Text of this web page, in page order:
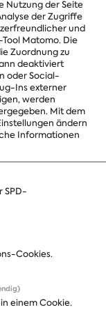
Nutzung der Seite
der Zugriffe
und
Matomo. Die
Zuordnung zu
deaktiviert
oder Social-
Ins externer
werden
Mit dem
ändern
Informationen
SPD-
Cookies.
einem Cookie.